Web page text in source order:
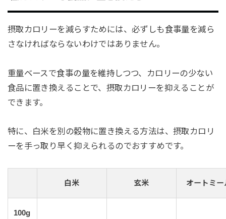
摂取カロリーを減らすためには、必ずしも食事量を減ら
さなければならないわけではありません。
重量ベースで食事の量を維持しつつ、カロリーの少ない
食品に置き換えることで、摂取カロリーを抑えることが
できます。
特に、白米を別の穀物に置き換える方法は、摂取カロリ
ーを手っ取り早く抑えられるのでおすすめです。
白米 玄米 オートミー
100g